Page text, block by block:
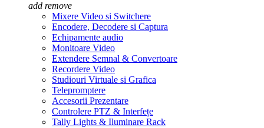
add remove
Mixere Video si Switchere
Encodere, Decodere si Captura
Echipamente audio
Monitoare Video
Extendere Semnal & Convertoare
Recordere Video
Studiouri Virtuale si Grafica
Telepromptere
Accesorii Prezentare
Controlere PTZ & Interfețe
Tally Lights & Iluminare Rack